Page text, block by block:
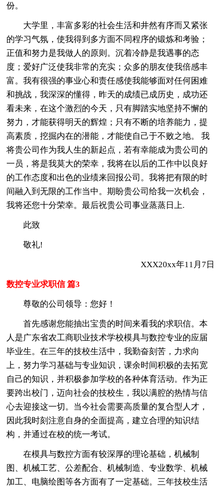
份。
大学里，丰富多彩的社会生活和井然有序而又紧张
的学习气氛，使我得到多方面不同程序的锻炼和考验；
正值和努力是我做人的原则。沉着冷静是我遇事的态
度；爱好广泛使我非常的充实；众多的朋友使我倍感丰
富。我有很强的事业心和责任感使我能够面对任何困难
和挑战，我深深的懂得，昨天的成绩已成历史，成功还
看未来，在这个激烈的今天，只有脚踏实地坚持不懈的
努力，才能获得明天的辉煌；只有不断的培养能力，提
高素质，挖掘内在的潜能，才能使自己于不败之地。 我
将贵公司作为我人生的新起点，若有幸能成为贵公司的
一员，将是我莫大的荣幸，我将在以后的工作中以良好
的工作态度和出色的业绩来回报公司。我将把有限的时
间融入到无限的工作当中。期盼贵公司给我一次机会，
我将还您十分荣幸。最后祝贵公司事业蒸蒸日上.
此致
敬礼!
XXX20xx年11月7日
数控专业求职信 篇3
尊敬的公司领导：您好！
首先感谢您能抽出宝贵的时间来看我的求职信。本
人是广东省农工商职业技术学校模具与数控专业的应届
毕业生。在三年的技校生活中，我勤奋刻苦，力求向
上，努力学习基础与专业知识，课余时间积极的去拓宽
自己的知识，并积极参加学校的各种体育活动。作为正
要跨出校门，迈向社会的技校生，我以满腔的热情与信
心去迎接这一切。当今社会需要高质量的复合型人才，
因此我时刻注意自身的全面提高，建立合理的知识结
构，并通过在校的统一考试。
在模具与数控方面有较深厚的理论基础，机械制
图、机械工艺、公差配合、机械制造、专业数学、机械
加工、电脑绘图等各方面有了一定基础。三年技校生活